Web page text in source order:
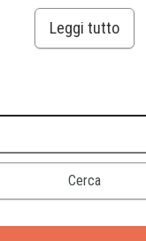
Leggi tutto